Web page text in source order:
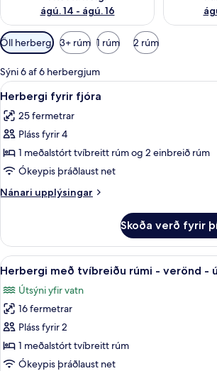
ágú. 14 - ágú. 16
Síur
í
boði
fyrir
herbergi
Öll herbergi 3+ rúm 1 rúm 2 rúm
Sýni 6 af 6 herbergjum
Skoða
allar
myndir
fyrir
Herbergi
fyrir
fjóra
Herbergi
4
Herbergi fyrir fjóra
25 fermetrar
Pláss fyrir 4
1 meðalstórt tvíbreitt rúm og 2 einbreið rúm
Ókeypis þráðlaust net
Nánari upplýsingar
Nánari
fyrir
fjóra
Skoða verð fyrir
Skoða
allar
myndir
fyrir
Herbergi
með
tvíbreiðu
Herbergi
6
Herbergi með tvíbreiðu rúmi - verönd -
Útsýni yfir vatn
16 fermetrar
Pláss fyrir 2
1 meðalstórt tvíbreitt rúm
Ókeypis þráðlaust net